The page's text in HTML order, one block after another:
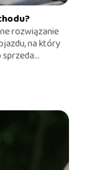
rozwiązanie
na który